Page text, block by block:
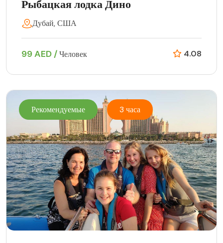
Рыбацкая лодка Дино
Дубай, США
99 AED /Человек 4.08
Рекомендуемые 3 часа